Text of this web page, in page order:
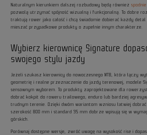
Naturalnym kierunkiem dalszej rozbudowy będą również
pozwolą utrzymać spójność wizualną i funkcjonalną. To dobre
traktują rower jako całość i chcą świadomie dobierać każdy
mieszać przypadkowe produkty o zupełnie innym charakterze.
Wybierz kierownicę Signature
swojego stylu jazdy
Jeżeli szukasz kierownicy do nowoczesnego MTB, która łączy
geometrię i realne przeznaczenie do jazdy terenowej, modele
sensownym wyborem. To produkty zaprojektowane dla
dobrać kokpit do roweru trailowego, enduro lub bardziej
trudnym terenie. Dzięki dwóm wariantom wzniosu łatwiej
szerokość 800 mm i standard 35 mm dobrze wpisują się w
górskich.
Porównaj dostępne wersje, zwróć uwagę na wysokość rise i